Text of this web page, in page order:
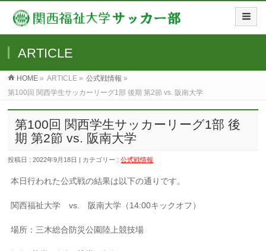
ARTICLE
HOME » ARTICLE » 公式戦情報 »
第100回 関西学生サッカーリーグ1部 後期 第2節 vs. 阪南大学
第100回 関西学生サッカーリーグ1部 後
期 第2節 vs. 阪南大学
投稿日 : 2022年9月18日 | カテゴリー :公式戦情報
本日行われた公式戦の結果は以下の通りです。
関西福祉大学 vs. 阪南大学（14:00キックオフ）
場所：三木総合防災公園陸上競技場